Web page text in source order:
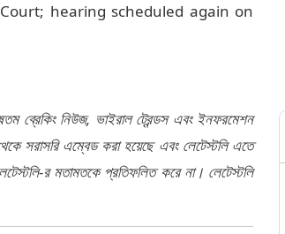
hearing scheduled again on
ব্রেকিং নিউজ, ভাইরাল ট্রেন্ডস এবং ইনফরমেশন
সরাসরি এম্বেড করা হয়েছে এবং লেটেস্টলি এতে
র মতামতকে প্রতিফলিত করে না। লেটেস্টলি